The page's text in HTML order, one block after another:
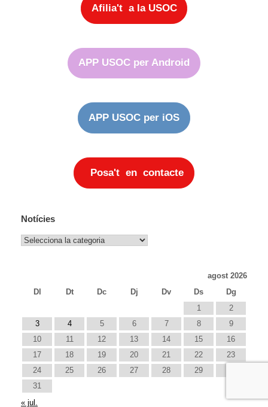
Afilia't a la USOC
APP USOC per Android
APP USOC per iOS
Posa't en contacte
Notícies
Notícies
agost 2026
Dl
Dt Dc Dj Dv Ds
Dg
1
2
3
4 5 6 7 8
9
10
11 12 13 14 15
16
17
18 19 20 21 22
23
24
25 26 27 28 29
31
« jul.